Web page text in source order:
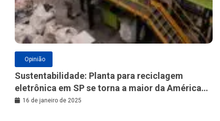
Opinião
Sustentabilidade: Planta para reciclagem
eletrônica em SP se torna a maior da América
Latina
16 de janeiro de 2025